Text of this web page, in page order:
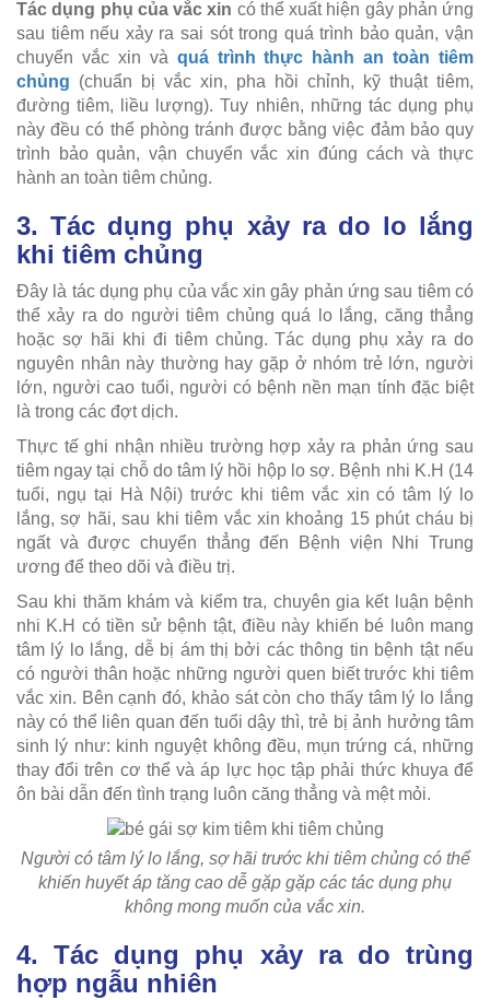
Tác dụng phụ của vắc xin có thể xuất hiện gây phản ứng
sau tiêm nếu xảy ra sai sót trong quá trình bảo quản, vận
chuyển vắc xin và quá trình thực hành an toàn tiêm
chủng (chuẩn bị vắc xin, pha hồi chỉnh, kỹ thuật tiêm,
đường tiêm, liều lượng). Tuy nhiên, những tác dụng phụ
này đều có thể phòng tránh được bằng việc đảm bảo quy
trình bảo quản, vận chuyển vắc xin đúng cách và thực
hành an toàn tiêm chủng.
3. Tác dụng phụ xảy ra do lo lắng
khi tiêm chủng
Đây là tác dụng phụ của vắc xin gây phản ứng sau tiêm có
thể xảy ra do người tiêm chủng quá lo lắng, căng thẳng
hoặc sợ hãi khi đi tiêm chủng. Tác dụng phụ xảy ra do
nguyên nhân này thường hay gặp ở nhóm trẻ lớn, người
lớn, người cao tuổi, người có bệnh nền mạn tính đặc biệt
là trong các đợt dịch.
Thực tế ghi nhận nhiều trường hợp xảy ra phản ứng sau
tiêm ngay tại chỗ do tâm lý hồi hộp lo sợ. Bệnh nhi K.H (14
tuổi, ngụ tại Hà Nội) trước khi tiêm vắc xin có tâm lý lo
lắng, sợ hãi, sau khi tiêm vắc xin khoảng 15 phút cháu bị
ngất và được chuyển thẳng đến Bệnh viện Nhi Trung
ương để theo dõi và điều trị.
Sau khi thăm khám và kiểm tra, chuyên gia kết luận bệnh
nhi K.H có tiền sử bệnh tật, điều này khiến bé luôn mang
tâm lý lo lắng, dễ bị ám thị bởi các thông tin bệnh tật nếu
có người thân hoặc những người quen biết trước khi tiêm
vắc xin. Bên cạnh đó, khảo sát còn cho thấy tâm lý lo lắng
này có thể liên quan đến tuổi dậy thì, trẻ bị ảnh hưởng tâm
sinh lý như: kinh nguyệt không đều, mụn trứng cá, những
thay đổi trên cơ thể và áp lực học tập phải thức khuya để
ôn bài dẫn đến tình trạng luôn căng thẳng và mệt mỏi.
Người có tâm lý lo lắng, sợ hãi trước khi tiêm chủng có thể
khiến huyết áp tăng cao dễ gặp gặp các tác dụng phụ
không mong muốn của vắc xin.
4. Tác dụng phụ xảy ra do trùng
hợp ngẫu nhiên